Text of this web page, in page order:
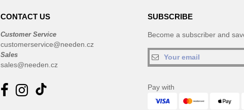
CONTACT US
Customer Service
customerservice@needen.cz
Sales
sales@needen.cz
SUBSCRIBE
Become a subscriber and
Pay with